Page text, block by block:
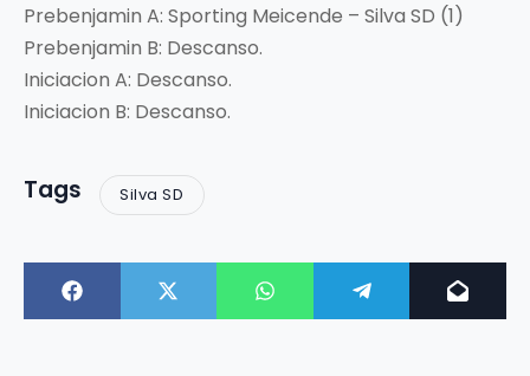
Prebenjamin A: Sporting Meicende – Silva SD (1)
Prebenjamin B: Descanso.
Iniciacion A: Descanso.
Iniciacion B: Descanso.
Tags Silva SD